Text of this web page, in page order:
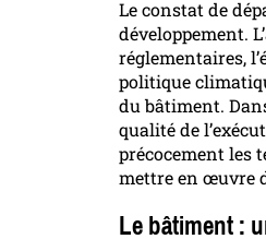
Le constat de
développement.
réglementaires,
politique
du bâtiment.
qualité de
précocement les
mettre en œuvre
Le bâtiment :